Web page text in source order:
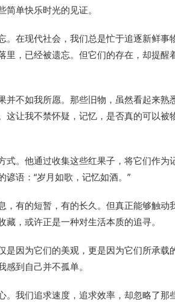
单快乐时光的见证。
在现代社会，我们总是忙于追逐新鲜事
里，已经被遗忘。但它们的存在，却提醒
不如我所愿。那些旧物，虽然看起来熟
这让我不禁怀疑，记忆，是否真的可以被
式。他通过收集这些红果子，将它们作为
语：“岁月如歌，记忆如酒。”
有的短暂，有的长久。但真正能够触动
，或许正是一种对生活本质的追寻。
因为它们的美观，更是因为它们所承载
到自己并不孤单。
。我们追求速度，追求效率，却忽略了那